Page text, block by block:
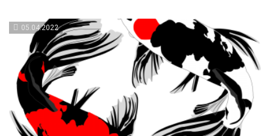
05.04.2022